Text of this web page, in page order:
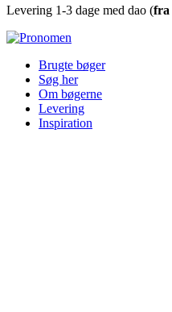
Levering 1-3 dage med dao (fra
Brugte bøger
Søg her
Om bøgerne
Levering
Inspiration